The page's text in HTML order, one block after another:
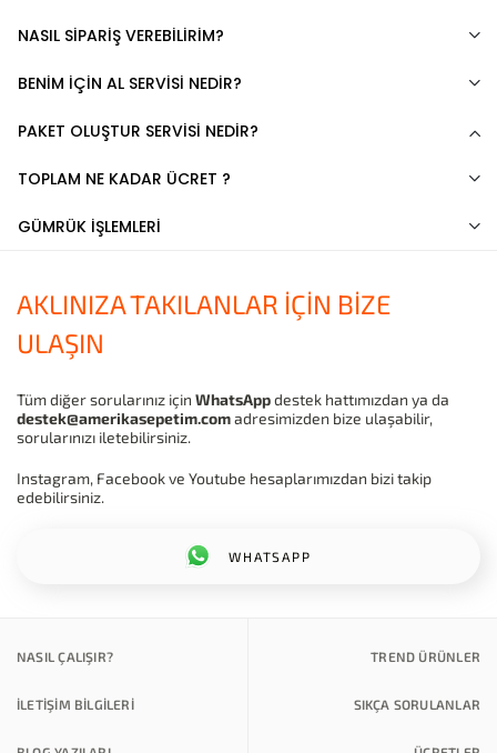
NASIL SİPARİŞ VEREBİLİRİM?
BENİM İÇİN AL SERVİSİ NEDİR?
PAKET OLUŞTUR SERVİSİ NEDİR?
TOPLAM NE KADAR ÜCRET ?
GÜMRÜK İŞLEMLERİ
AKLINIZA TAKILANLAR İÇİN BİZE
ULAŞIN
WHATSAPP
Tüm diğer sorularınız için WhatsAppdestek hattımızdan ya da
destek@amerikasepetim.comadresimizden bize ulaşabilir,
sorularınızı iletebilirsiniz.
Instagram, Facebook ve Youtube hesaplarımızdan bizi takip
edebilirsiniz.
NASIL ÇALIŞIR? TREND ÜRÜNLER
İLETİŞİM BİLGİLERİ SIKÇA SORULANLAR